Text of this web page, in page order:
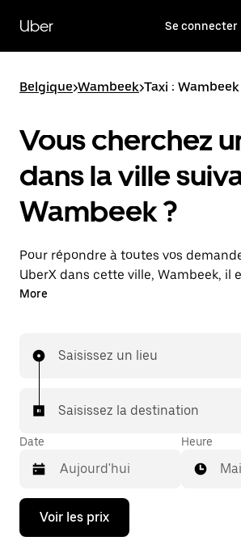
contenu
principal
Uber Se connecter
Belgique>Wambeek>Taxi : Wambeek
Vous cherchez
dans la ville
Wambeek ?
Pour répondre à toutes vos
UberX dans cette ville, Wambeek, il
nous vous mettions en relation avec
même disponibilité (24 h/24 et 7/j)
More
Saisissez un lieu
Saisissez la destination
Date
Appuyez
la
Heure
Voir les prix